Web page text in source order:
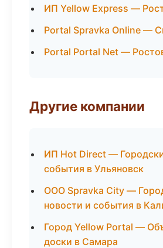
ИП Yellow Express —
Portal Spravka Online —
Portal Portal Net —
Другие компании
ИП Hot Direct —
события в Ульяновск
ООО Spravka City —
новости и события в
Город Yellow Portal —
доски в Самара